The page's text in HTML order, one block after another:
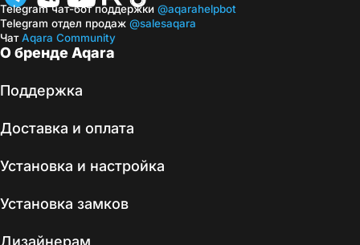
О бренде Aqara
Поддержка
Доставка и оплата
Установка и настройка
Установка замков
Дизайнерам
Telegram чат-бот поддержки @aqarahelpbot
Telegram отдел продаж @salesaqara
ЧатAqara Community